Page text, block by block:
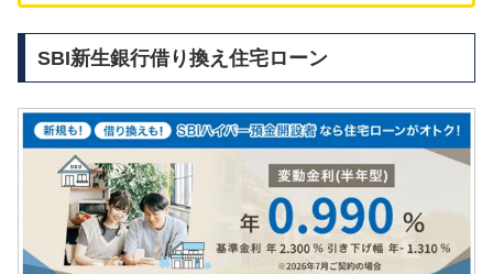
SBI新生銀行借り換え住宅ローン